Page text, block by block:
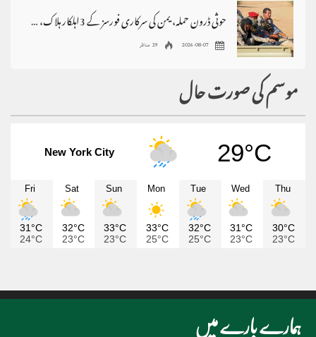
حوثی ڈرون حملہ، یمن کی سرکاری فورسز کے 3اہلکار ہلاک، 4زخمی
2026-08-07 29 مناظر
موسم کی صورت حال
New York City 29°C
Fri
31°C
24°C
Sat
32°C
23°C
Sun
33°C
23°C
Mon
33°C
25°C
Tue
32°C
25°C
Wed
31°C
23°C
Thu
30°C
23°C
ہمارے بارے میں